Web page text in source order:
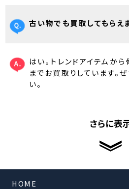
古い物でも買取してもらえ
はい。トレンドアイテムか
までお買取りしています。
い。
さらに表
HOME